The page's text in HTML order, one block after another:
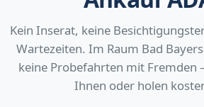
Kein Inserat, keine
Wartezeiten. Im Raum Bad
keine Probefahrten mit
Ihnen oder holen